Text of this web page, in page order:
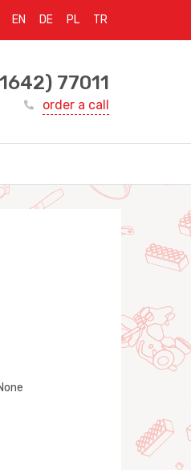
EN DE PL TR
77011
order a call